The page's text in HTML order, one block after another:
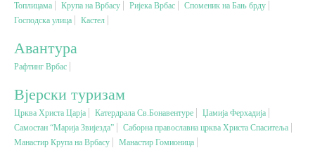
Авантура
Еко туризам
Културни туризам
Гастрономија
Топлицама
Крупа на Врбасу Ријека Врбас
Споменик на Бањ брду
Господска улица
Кастел
Авантура
Рафтинг Врбас
Вјерски туризам
Црква Христа Царја Катердрала Св.Бонавентуре
Џамија Ферхадија
Самостан “Марија Звијезда”
Саборна православна црква Христа Спаситеља
Манастир Крупа на Врбасу
Манастир Гомионица